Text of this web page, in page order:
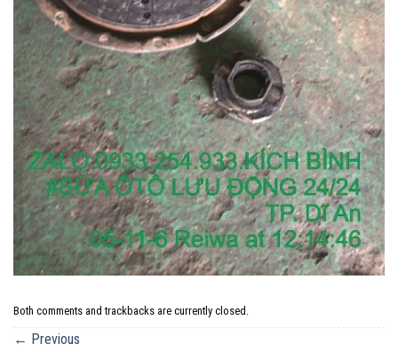
Both comments and trackbacks are currently closed.
← Previous